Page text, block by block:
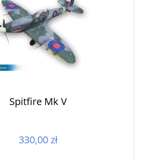
Spitfire Mk V
330,00 zł